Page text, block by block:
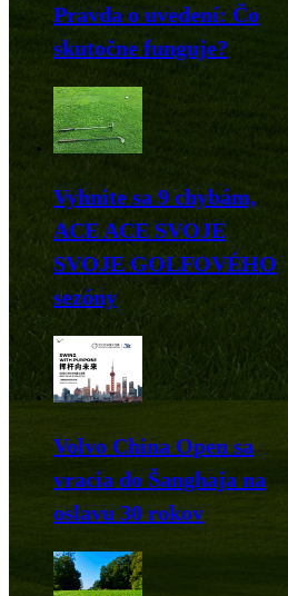
Pravda o uvedení: Čo
skutočne funguje?
Vyhnite sa 9 chybám,
ACE ACE SVOJE
SVOJE GOLFOVÉHO
sezóny
Volvo China Open sa
vracia do Šanghaja na
oslavu 30 rokov